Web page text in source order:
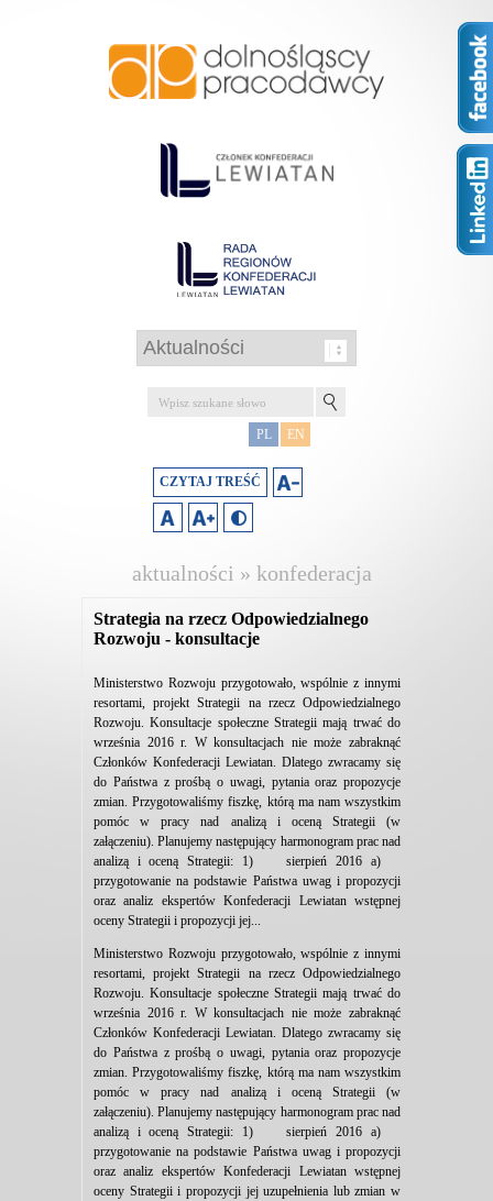
PL EN
CZYTAJ TREŚĆ
aktualności » konfederacja
Strategia na rzecz Odpowiedzialnego
Rozwoju - konsultacje
Ministerstwo Rozwoju przygotowało, wspólnie z innymi
resortami, projekt Strategii na rzecz Odpowiedzialnego
Rozwoju. Konsultacje społeczne Strategii mają trwać do
września 2016 r. W konsultacjach nie może zabraknąć
Członków Konfederacji Lewiatan. Dlatego zwracamy się
do Państwa z prośbą o uwagi, pytania oraz propozycje
zmian. Przygotowaliśmy fiszkę, którą ma nam wszystkim
pomóc w pracy nad analizą i oceną Strategii (w
załączeniu). Planujemy następujący harmonogram prac nad
analizą i oceną Strategii: 1) sierpień 2016 a)
przygotowanie na podstawie Państwa uwag i propozycji
oraz analiz ekspertów Konfederacji Lewiatan wstępnej
oceny Strategii i propozycji jej...
Ministerstwo Rozwoju przygotowało, wspólnie z innymi
resortami, projekt Strategii na rzecz Odpowiedzialnego
Rozwoju. Konsultacje społeczne Strategii mają trwać do
września 2016 r. W konsultacjach nie może zabraknąć
Członków Konfederacji Lewiatan. Dlatego zwracamy się
do Państwa z prośbą o uwagi, pytania oraz propozycje
zmian. Przygotowaliśmy fiszkę, którą ma nam wszystkim
pomóc w pracy nad analizą i oceną Strategii (w
załączeniu). Planujemy następujący harmonogram prac nad
analizą i oceną Strategii: 1) sierpień 2016 a)
przygotowanie na podstawie Państwa uwag i propozycji
oraz analiz ekspertów Konfederacji Lewiatan wstępnej
oceny Strategii i propozycji jej uzupełnienia lub zmian w